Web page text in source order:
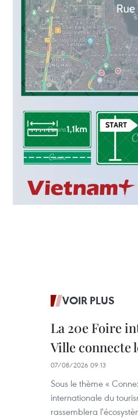
VOIR PLUS
La 20e Foire
Ville connecte
07/08/2026 09:13
Sous le thème «
internationale du
rassemblera